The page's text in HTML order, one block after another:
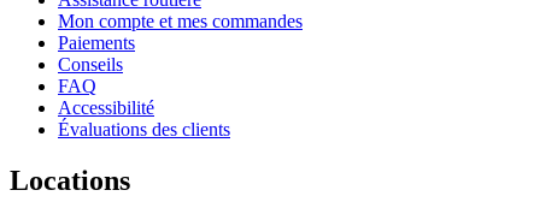
Mon compte et mes commandes
Paiements
Conseils
FAQ
Accessibilité
Évaluations des clients
Locations